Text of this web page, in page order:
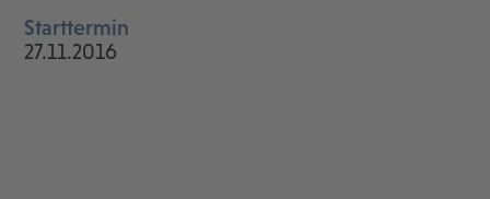
Starttermin
27.11.2016